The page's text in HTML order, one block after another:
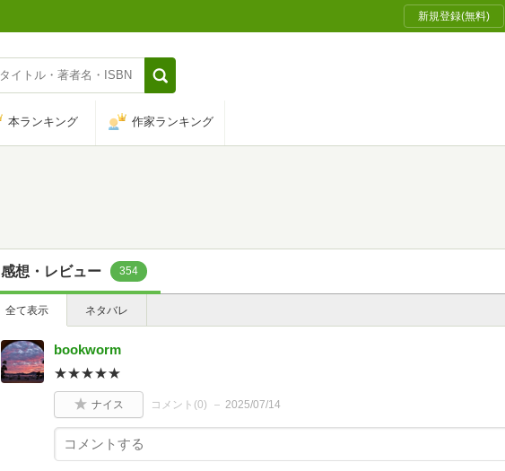
新規登録(無料)
本ランキング 作家ランキング
感想・レビュー 354
全て表示 ネタバレ
bookworm
★★★★★
ナイス コメント(0) 2025/07/14